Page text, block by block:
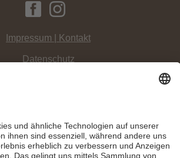
Impressum | Kontakt
Datenschutz
in Sexten, Dolomitenregion 3 Zinnen, ist etwas